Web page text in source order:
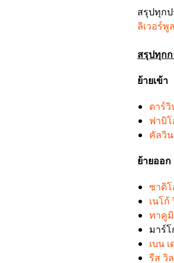
สรุปทุกป
ลิเวอร์พูล
สรุปทุก
ย้ายเข้า
ดาร์
ฟาบิ
คัลวิ
ย้ายออก
ซาดิ
เนโ
ทาคู
มาร์
เบน
รีส วิ